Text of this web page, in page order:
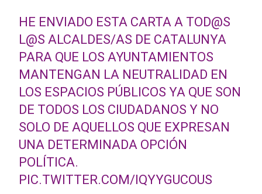
HE ENVIADO ESTA CARTA A TOD@S
L@S ALCALDES/AS DE CATALUNYA
PARA QUE LOS AYUNTAMIENTOS
MANTENGAN LA NEUTRALIDAD EN
LOS ESPACIOS PÚBLICOS YA QUE SON
DE TODOS LOS CIUDADANOS Y NO
SOLO DE AQUELLOS QUE EXPRESAN
UNA DETERMINADA OPCIÓN
POLÍTICA.
PIC.TWITTER.COM/IQYYGUCOUS